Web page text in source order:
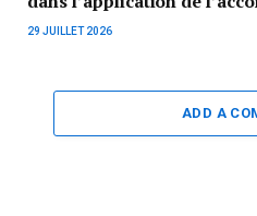
29 JUILLET 2026
ADD A